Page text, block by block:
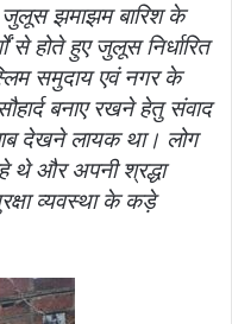
जुलूस झमाझम बारिश के
से होते हुए जुलूस निर्धारित
समुदाय एवं नगर के
बनाए रखने हेतु संवाद
देखने लायक था। लोग
थे और अपनी श्रद्धा
व्यवस्था के कड़े